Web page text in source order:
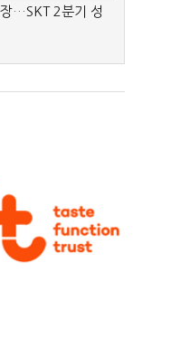
…SKT 2분기 성